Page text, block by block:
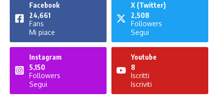
Facebook
24,661
Fans
Mi piace
X (Twitter)
2,508
Followers
Segui
Instagram
5,150
Followers
Segui
Youtube
8
Iscritti
Iscriviti